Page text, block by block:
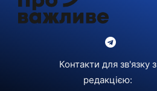
Контакти для зв'язку з
редакцією: